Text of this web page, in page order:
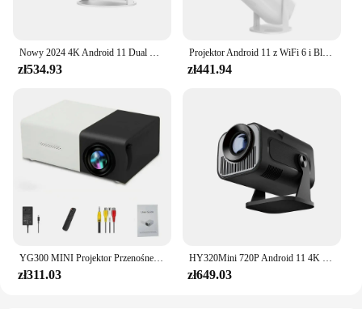
zł534.93
Projektor Android 11 z WiFi 6 i Bluetooth Inteligentny mini przenośny projektor 2,4 g 5,8 g Kieszonkowy na zewnątrz
zł441.94
YG300 MINI Projektor Przenośne kino domowe Smart TV Beamer Laser Beamer 3D Cinema LED WideProjector dla filmu 4k 1080P za pośrednictwem portu HD
zł311.03
HY320Mini 720P Android 11 4K Projektor domowy 320ANSI Dwuzakresowy Wifi6 Bezprzewodowy 5.0 Kino Zewnętrzny Przenośny 180 ° Obrotowy projektor
zł649.03